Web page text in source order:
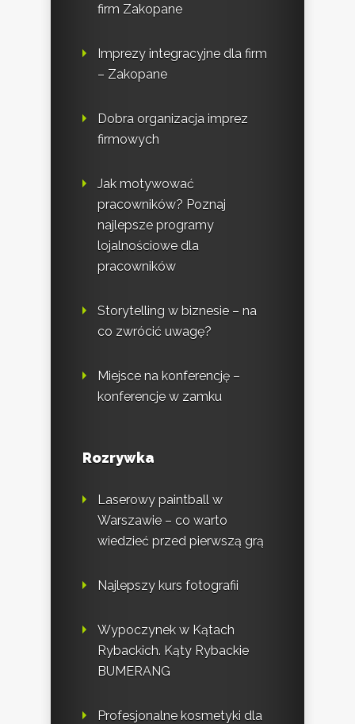
firm Zakopane
Imprezy integracyjne dla firm
– Zakopane
Dobra organizacja imprez
firmowych
Jak motywować
pracowników? Poznaj
najlepsze programy
lojalnościowe dla
pracowników
Storytelling w biznesie – na
co zwrócić uwagę?
Miejsce na konferencję –
konferencje w zamku
Rozrywka
Laserowy paintball w
Warszawie – co warto
wiedzieć przed pierwszą grą
Najlepszy kurs fotografii
Wypoczynek w Kątach
Rybackich. Kąty Rybackie
BUMERANG
Profesjonalne kosmetyki dla